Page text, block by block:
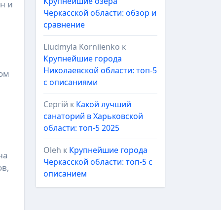
и
Черкасской области: обзор и
сравнение
Liudmyla Korniienko к
Крупнейшие города
Николаевской области: топ-5
с описаниями
Сергій к Какой лучший
санаторий в Харьковской
области: топ-5 2025
Oleh к Крупнейшие города
Черкасской области: топ-5 с
описанием